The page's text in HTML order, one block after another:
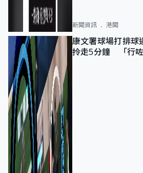
新聞資訊 港聞
康文署球場打排
拎走5分鐘 「行咗